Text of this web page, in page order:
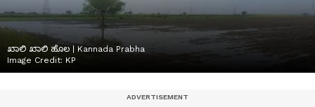
ಖಾಲಿ ಖಾಲಿ ಹೊಲ | Kannada Prabha
Image Credit: KP